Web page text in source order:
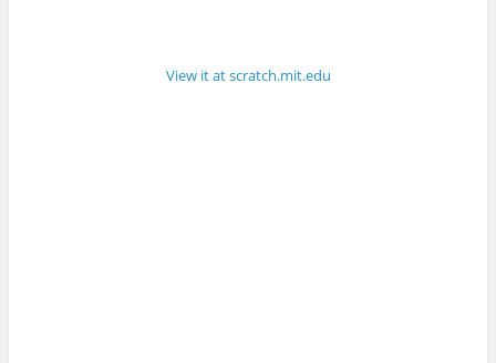
View it at scratch.mit.edu